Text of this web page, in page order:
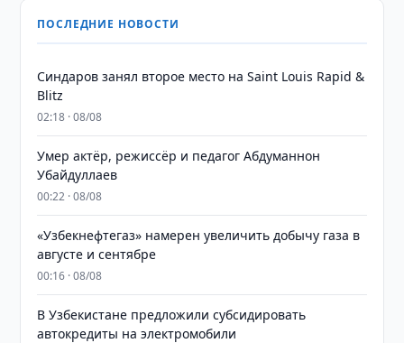
ПОСЛЕДНИЕ НОВОСТИ
Синдаров занял второе место на Saint Louis Rapid &
Blitz
02:18 · 08/08
Умер актёр, режиссёр и педагог Абдуманнон
Убайдуллаев
00:22 · 08/08
«Узбекнефтегаз» намерен увеличить добычу газа в
августе и сентябре
00:16 · 08/08
В Узбекистане предложили субсидировать
автокредиты на электромобили